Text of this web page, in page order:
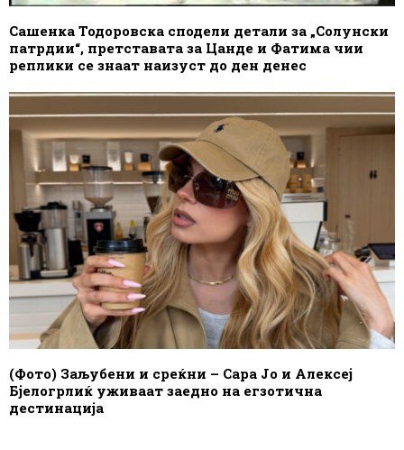
Сашенка Тодоровска сподели детали за „Солунски
патрдии“, претставата за Цанде и Фатима чии
реплики се знаат наизуст до ден денес
(Фото) Заљубени и среќни – Сара Јо и Алексеј
Бјелогрлиќ уживаат заедно на егзотична
дестинација